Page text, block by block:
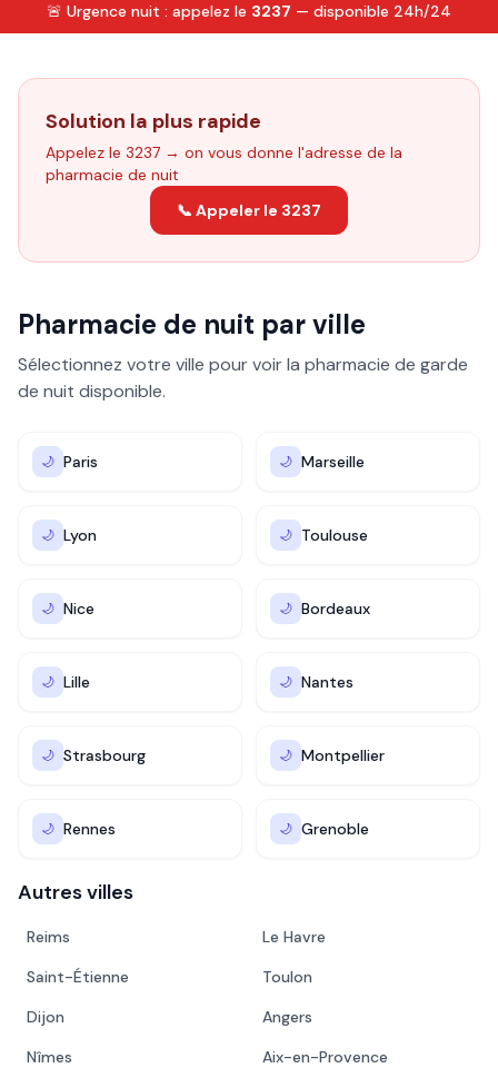
🚨 Urgence nuit : appelez le 3237 — disponible 24h/24
Solution la plus rapide
Appelez le 3237 → on vous donne l'adresse de la
pharmacie de nuit
📞 Appeler le 3237
Pharmacie de nuit par ville
Sélectionnez votre ville pour voir la pharmacie de garde
de nuit disponible.
🌙 Paris 🌙 Marseille
🌙 Lyon 🌙 Toulouse
🌙 Nice 🌙 Bordeaux
🌙 Lille 🌙 Nantes
🌙 Strasbourg 🌙 Montpellier
🌙 Rennes 🌙 Grenoble
Autres villes
Reims
Le Havre
Saint-Étienne
Toulon
Dijon
Angers
Nîmes
Aix-en-Provence